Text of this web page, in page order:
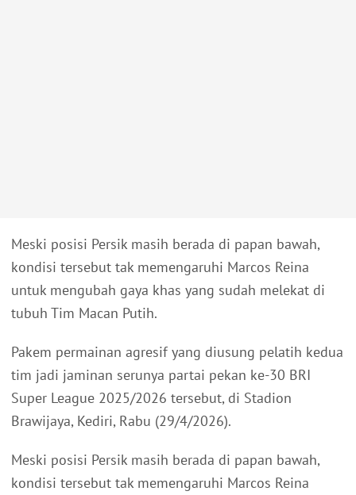
Meski posisi Persik masih berada di papan bawah,
kondisi tersebut tak memengaruhi Marcos Reina
untuk mengubah gaya khas yang sudah melekat di
tubuh Tim Macan Putih.
Pakem permainan agresif yang diusung pelatih kedua
tim jadi jaminan serunya partai pekan ke-30 BRI
Super League 2025/2026 tersebut, di Stadion
Brawijaya, Kediri, Rabu (29/4/2026).
Meski posisi Persik masih berada di papan bawah,
kondisi tersebut tak memengaruhi Marcos Reina